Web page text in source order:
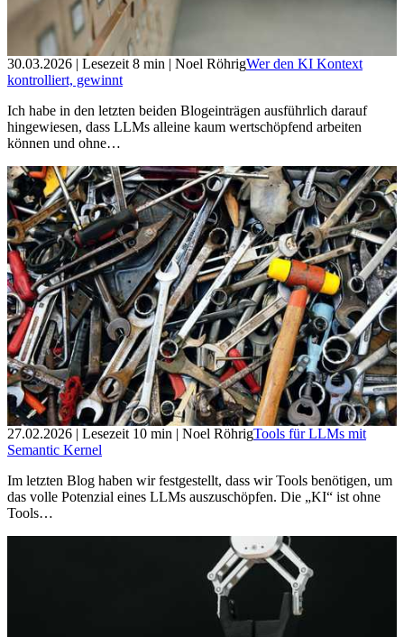
30.03.2026 | Lesezeit8 min | Noel RöhrigWer den KI Kontext
kontrolliert, gewinnt
Ich habe in den letzten beiden Blogeinträgen ausführlich darauf
hingewiesen, dass LLMs alleine kaum wertschöpfend arbeiten
können und ohne…
27.02.2026 | Lesezeit 10 min | Noel RöhrigTools für LLMs mit
Semantic Kernel
Im letzten Blog haben wir festgestellt, dass wir Tools benötigen, um
das volle Potenzial eines LLMs auszuschöpfen. Die „KI“ ist ohne
Tools…